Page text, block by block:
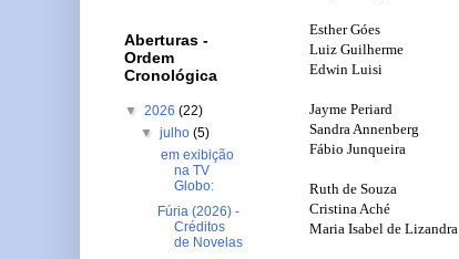
Esther Góes
Luiz Guilherme
Edwin Luisi
Jayme Periard
Sandra Annenberg
Fábio Junqueira
Ruth de Souza
Cristina Aché
Maria Isabel de Lizandra
Aberturas -
Ordem
Cronológica
▼ 2026 (22)
▼julho(5)
em exibição
na TV
Globo:
Fúria (2026) -
Créditos
de Novelas